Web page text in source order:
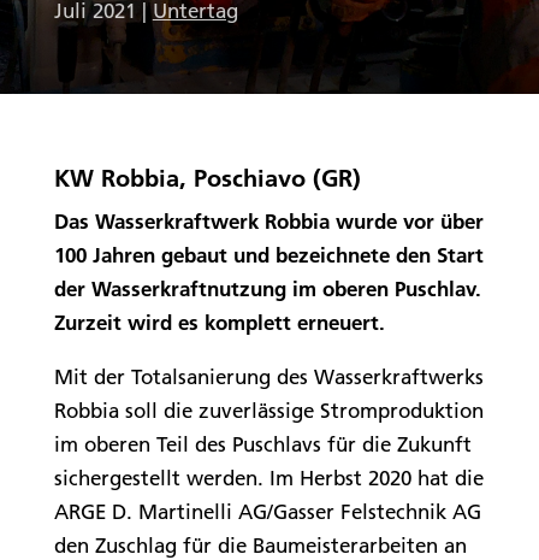
Juli 2021 |Untertag
KW Robbia, Poschiavo (GR)
Das Wasserkraftwerk Robbia wurde vor über
100 Jahren gebaut und bezeichnete den Start
der Wasserkraftnutzung im oberen Puschlav.
Zurzeit wird es komplett erneuert.
Mit der Totalsanierung des Wasserkraftwerks
Robbia soll die zuverlässige Stromproduktion
im oberen Teil des Puschlavs für die Zukunft
sichergestellt werden. Im Herbst 2020 hat die
ARGE D. Martinelli AG/Gasser Felstechnik AG
den Zuschlag für die Baumeisterarbeiten an